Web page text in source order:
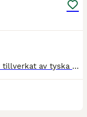
Ny transport från Clear round som är tillverkat av tyska Bucker. En kvalitéts släp utöver det vanliga. Denna är uttagen 2025-09-01 och är ny. Registrerad på 1700 kg. Detta är en edition utgåva och är extra utrustad med: Panoramatak Trailerlås Extra steg bak Aluminium fälgar med MS däck Sadelskåp - låsbart PRIS: 109 900 kr inkl avdragbar moms. www.slapoutet.se RIng